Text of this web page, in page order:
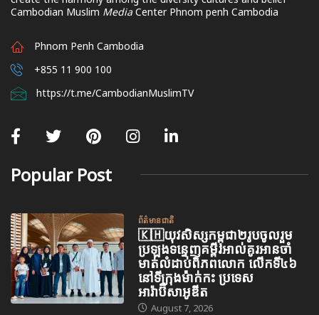
Cambodian Muslim Media Center Phnom penh Cambodia
Phnom Penh Cambodia
+855 11 900 100
https://t.me/CambodianMuslimTV
Popular Post
ព័ត៌មានជាតិ
🇰🇭យុវសិស្សកម្ពុជា២រូបចូលរួម
ប្រឡងទន្ទេញគម្ពីរអាល់គូរអានចាំ
មាត់លំដាប់ពិភពលោក លើកទី៤៦
នៅទីក្រុងម៉ាក់កះ ប្រទេស
អារ៉ាប៊ីសាអូឌីត
August 7, 2026